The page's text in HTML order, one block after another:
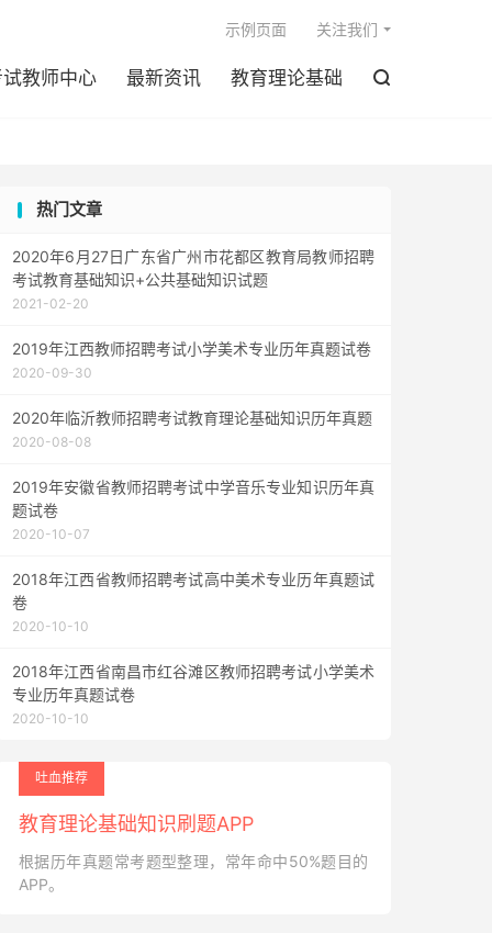
教师中心 最新资讯 教育理论基础 
示例页面 关注我们
热门文章
2020年6月27日广东省广州市花都区教育局教师招聘
考试教育基础知识+公共基础知识试题
2021-02-20
2019年江西教师招聘考试小学美术专业历年真题试卷
2020-09-30
2020年临沂教师招聘考试教育理论基础知识历年真题
2020-08-08
2019年安徽省教师招聘考试中学音乐专业知识历年真
题试卷
2020-10-07
2018年江西省教师招聘考试高中美术专业历年真题试
卷
2020-10-10
2018年江西省南昌市红谷滩区教师招聘考试小学美术
专业历年真题试卷
2020-10-10
吐血推荐
教育理论基础知识刷题APP
根据历年真题常考题型整理，常年命中50%题目的
APP。